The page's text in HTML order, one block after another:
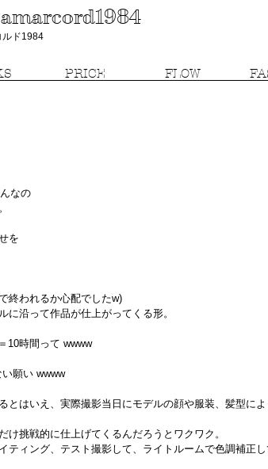
ド1984
PRICE FLOW
なの
を
終われるか心配でしたw)
沿って作品が仕上がってくる形。
10時間って wwww
願い wwww
とはいえ、実際撮影当日にモデルの顔や服装、髪型によ
け挑戦的に仕上げてくるんだろうとワクワク。
ティング、テスト撮影して、ライトルームで色調補正し